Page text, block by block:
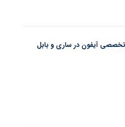
تخصصی آیفون در ساری و بابل